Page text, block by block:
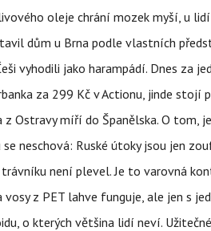
oleje chrání mozek myší, u
dům u Brna podle vlastních
vyhodili jako harampádí. Dnes za
za 299 Kč v Actionu, jinde stojí
z Ostravy míří do Španělska. O
neschová: Ruské útoky jsou jen
trávníku není plevel. Je to varovná
z PET lahve funguje, ale jen s
o kterých většina lidí neví.